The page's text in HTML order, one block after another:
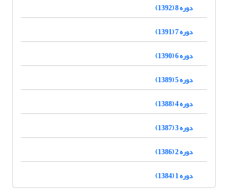
دوره 8 (1392)
دوره 7 (1391)
دوره 6 (1390)
دوره 5 (1389)
دوره 4 (1388)
دوره 3 (1387)
دوره 2 (1386)
دوره 1 (1384)